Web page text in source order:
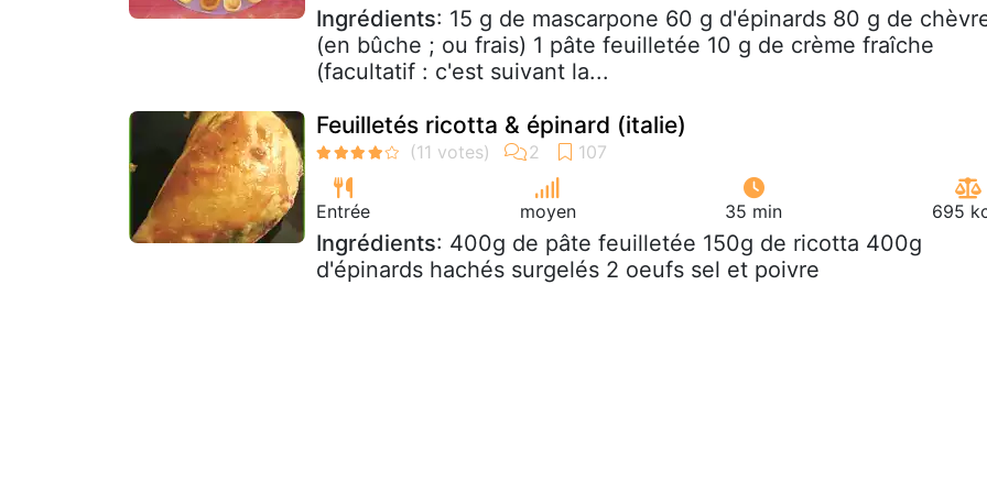
Ingrédients: 15 g de mascarpone 60 g d'épinards 80 g de
(en bûche ; ou frais) 1 pâte feuilletée 10 g de crème fraîche
(facultatif : c'est suivant la...
Feuilletés ricotta & épinard (italie)
Entrée moyen 35 min 695
Ingrédients: 400g de pâte feuilletée 150g de ricotta 400g
d'épinards hachés surgelés 2 oeufs sel et poivre